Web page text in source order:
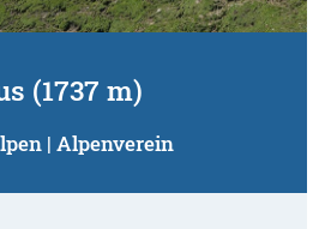
(1737 m)
| Alpenverein